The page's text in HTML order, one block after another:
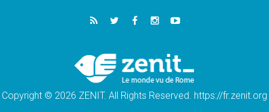
Au Bangladesh, l'Église accompagne les
Dalits sur le chemin de la dignité
Philippines: le vicariat apostolique de
Calapan devient un diocèse
Copyright © 2026 ZENIT. All Rights Reserved. https://fr.zenit.org